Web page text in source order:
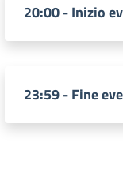
20:00 - Inizio
23:59 - Fine